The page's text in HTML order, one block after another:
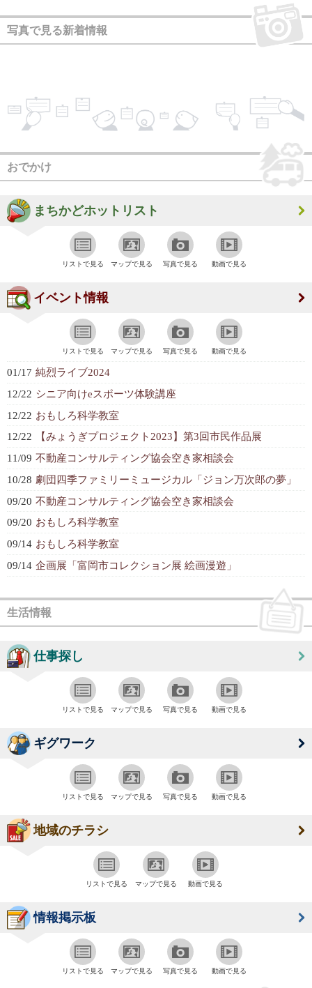
写真で見る新着情報
おでかけ
まちかどホットリスト
リストで見る マップで見る 写真で見る 動画で見る
イベント情報
リストで見る マップで見る 写真で見る 動画で見る
01/17 純烈ライブ2024
12/22 シニア向けeスポーツ体験講座
12/22 おもしろ科学教室
12/22
【みょうぎプロジェクト2023】第3回市民作品展
11/09 不動産コンサルティング協会空き家相談会
10/28 劇団四季ファミリーミュージカル「ジョン万次郎の夢」
09/20 不動産コンサルティング協会空き家相談会
09/20 おもしろ科学教室
09/14 おもしろ科学教室
09/14 企画展「富岡市コレクション展 絵画漫遊」
生活情報
仕事探し
リストで見る マップで見る 写真で見る 動画で見る
ギグワーク
リストで見る マップで見る 写真で見る 動画で見る
地域のチラシ
リストで見る マップで見る 動画で見る
情報掲示板
リストで見る マップで見る 写真で見る 動画で見る